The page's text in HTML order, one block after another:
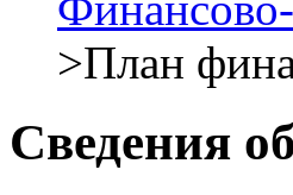
>План
Сведения